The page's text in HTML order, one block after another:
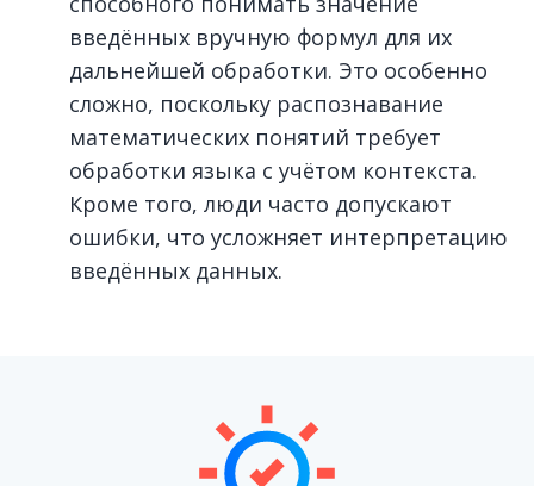
введённых вручную формул для их
дальнейшей обработки. Это особенно
сложно, поскольку распознавание
математических понятий требует
обработки языка с учётом контекста.
Кроме того, люди часто допускают
ошибки, что усложняет интерпретацию
введённых данных.